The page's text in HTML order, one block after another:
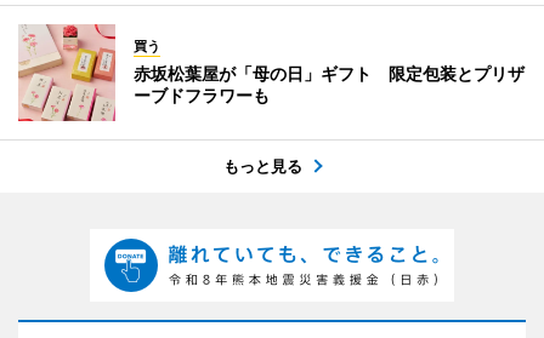
買う
赤坂松葉屋が「母の日」ギフト 限定包装とプリザ
ーブドフラワーも
もっと見る